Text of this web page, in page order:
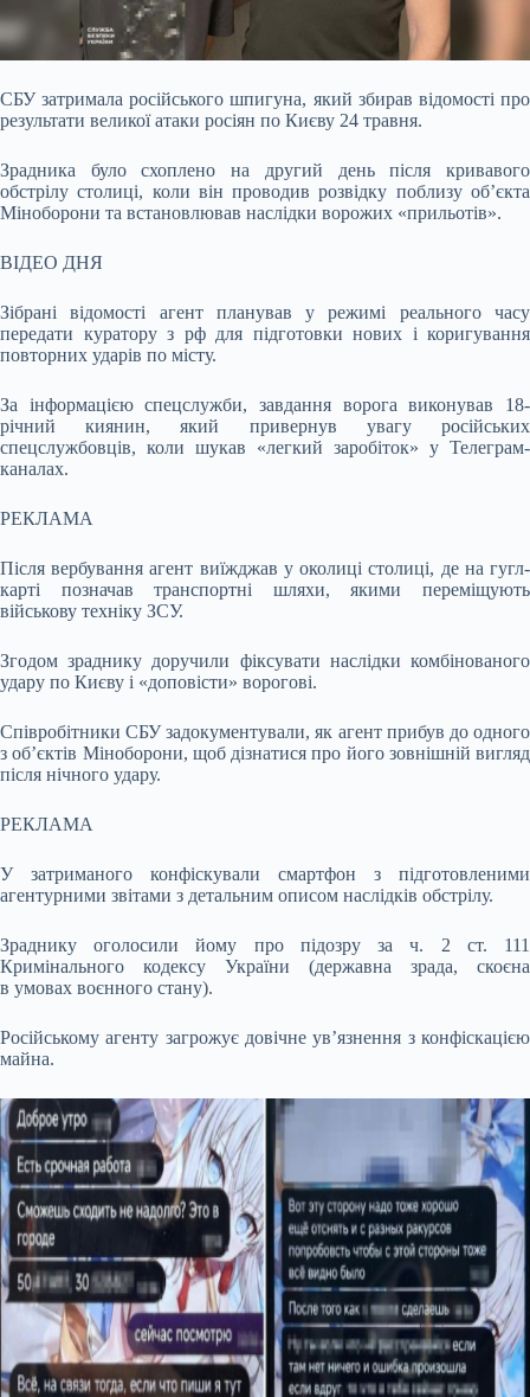
СБУ затримала російського шпигуна, який збирав відомості про
результати великої атаки росіян по Києву 24 травня.
Зрадника було схоплено на другий день після кривавого
обстрілу столиці, коли він проводив розвідку поблизу об’єкта
Міноборони та встановлював наслідки ворожих «прильотів».
ВІДЕО ДНЯ
Зібрані відомості агент планував у режимі реального часу
передати куратору з рф для підготовки нових і коригування
повторних ударів по місту.
За інформацією спецслужби, завдання ворога виконував 18-
річний киянин, який привернув увагу російських
спецслужбовців, коли шукав «легкий заробіток» у Телеграм-
каналах.
РЕКЛАМА
Після вербування агент виїжджав у околиці столиці, де на гугл-
карті позначав транспортні шляхи, якими переміщують
військову техніку ЗСУ.
Згодом зраднику доручили фіксувати наслідки комбінованого
удару по Києву і «доповісти» ворогові.
Співробітники СБУ задокументували, як агент прибув до одного
з об’єктів Міноборони, щоб дізнатися про його зовнішній вигляд
після нічного удару.
РЕКЛАМА
У затриманого конфіскували смартфон з підготовленими
агентурними звітами з детальним описом наслідків обстрілу.
Зраднику оголосили йому про підозру за ч. 2 ст. 111
Кримінального кодексу України (державна зрада, скоєна
в умовах воєнного стану).
Російському агенту загрожує довічне ув’язнення з конфіскацією
майна.